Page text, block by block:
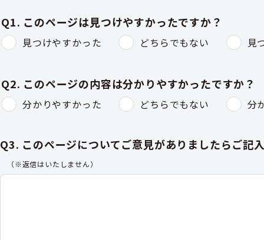
Q1. このページは見つけやすかったですか？
見つけやすかった どちらでもない 見
Q2. このページの内容は分かりやすかったですか？
分かりやすかった どちらでもない 分
Q3. このページについてご意見がありましたらご記
（※返信はいたしません）